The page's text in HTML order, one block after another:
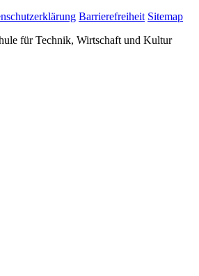
Barrierefreiheit Sitemap
für Technik, Wirtschaft und Kultur